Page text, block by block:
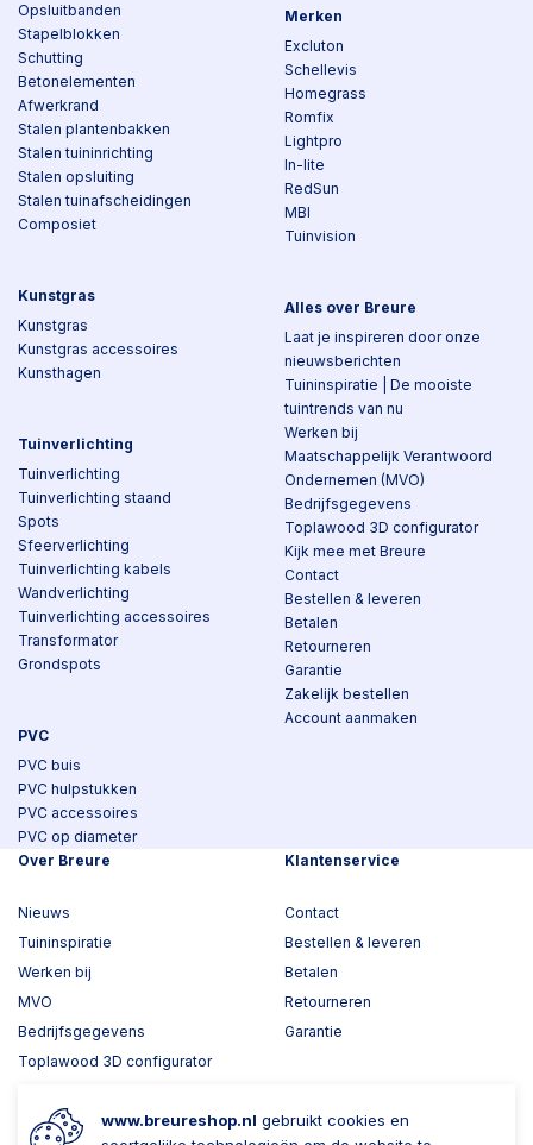
Opsluitbanden
Stapelblokken
Schutting
Betonelementen
Afwerkrand
Stalen plantenbakken
Stalen tuininrichting
Stalen opsluiting
Stalen tuinafscheidingen
Composiet
Kunstgras
Kunstgras
Kunstgras accessoires
Kunsthagen
Tuinverlichting
Tuinverlichting
Tuinverlichting staand
Spots
Sfeerverlichting
Tuinverlichting kabels
Wandverlichting
Tuinverlichting accessoires
Transformator
Grondspots
PVC
PVC buis
PVC hulpstukken
PVC accessoires
PVC op diameter
Merken
Excluton
Schellevis
Homegrass
Romfix
Lightpro
In-lite
RedSun
MBI
Tuinvision
Alles over Breure
Laat je inspireren door onze
nieuwsberichten
Tuininspiratie | De mooiste
tuintrends van nu
Werken bij
Maatschappelijk Verantwoord
Ondernemen (MVO)
Bedrijfsgegevens
Toplawood 3D configurator
Kijk mee met Breure
Contact
Bestellen & leveren
Betalen
Retourneren
Garantie
Zakelijk bestellen
Account aanmaken
Over Breure
Nieuws
Tuininspiratie
Werken bij
MVO
Bedrijfsgegevens
Toplawood 3D configurator
Klantenservice
Contact
Bestellen & leveren
Betalen
Retourneren
Garantie
Wil je ons volgen? Zaken doen met Breure
www.breureshop.nl gebruikt cookies en